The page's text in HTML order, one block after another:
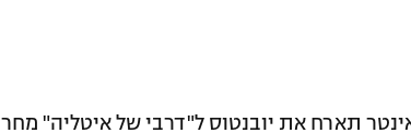
תארח את יובנטוס ל"דרבי של איטליה" מחר